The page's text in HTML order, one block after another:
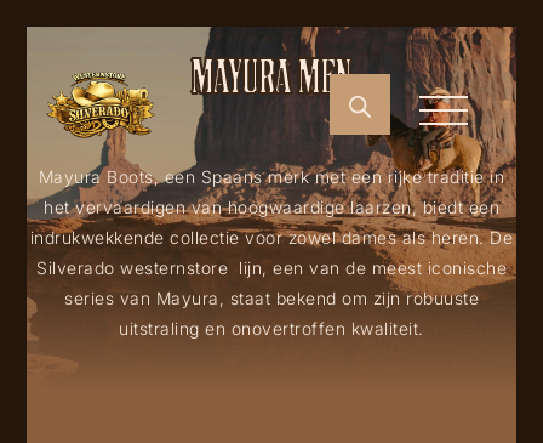
MAYURA MEN
Mayura Boots, een Spaans merk met een rijke traditie in
het vervaardigen van hoogwaardige laarzen, biedt een
indrukwekkende collectie voor zowel dames als heren. De
Silverado westernstore lijn, een van de meest iconische
series van Mayura, staat bekend om zijn robuuste
uitstraling en onovertroffen kwaliteit.